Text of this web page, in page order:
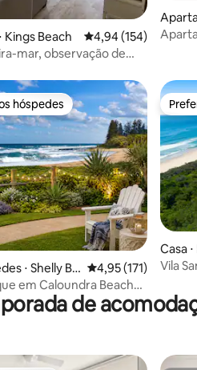
de 5, 5 avaliações
Beach 4,94 de uma
4,94 (154)
mar, observação de
5, 178 avaliações
preferidos dos hóspedes
hóspedes
⋅ Shelly Be 4,95 de uma
4,95 (171)
em Caloundra Beach
de estimação
Casa
Vila
de